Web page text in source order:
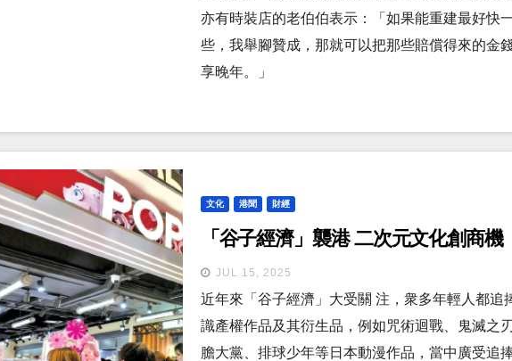
亦有時裝店的老伯伯表示：「如果能重建最好快
些，我舉腳贊成，那就可以把那些賠償得來的金
享晚年。」
文化 港聞 財經
「谷子經濟」襲港 二次元文化創商機
JUL 15, 2025
近年來「谷子經濟」大受關 注，衆多年輕人都追
識產權作品及其衍生品，例如咒術迴戰、鬼滅之刃
膽大黨、排球少年等日本動漫作品，當中廣受追